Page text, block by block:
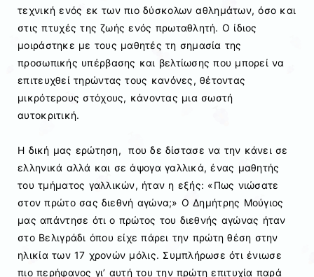
τεχνική ενός εκ των πιο δύσκολων αθλημάτων, όσο και
στις πτυχές της ζωής ενός πρωταθλητή. Ο ίδιος
μοιράστηκε με τους μαθητές τη σημασία της
προσωπικής υπέρβασης και βελτίωσης που μπορεί να
επιτευχθεί τηρώντας τους κανόνες, θέτοντας
μικρότερους στόχους, κάνοντας μια σωστή
αυτοκριτική.
Η δική μας ερώτηση, που δε δίστασε να την κάνει σε
ελληνικά αλλά και σε άψογα γαλλικά, ένας μαθητής
του τμήματος γαλλικών, ήταν η εξής: «Πως νιώσατε
στον πρώτο σας διεθνή αγώνα;» Ο Δημήτρης Μούγιος
μας απάντησε ότι ο πρώτος του διεθνής αγώνας ήταν
στο Βελιγράδι όπου είχε πάρει την πρώτη θέση στην
ηλικία των 17 χρονών μόλις. Συμπλήρωσε ότι ένιωσε
πιο περήφανος γι’ αυτή του την πρώτη επιτυχία παρά